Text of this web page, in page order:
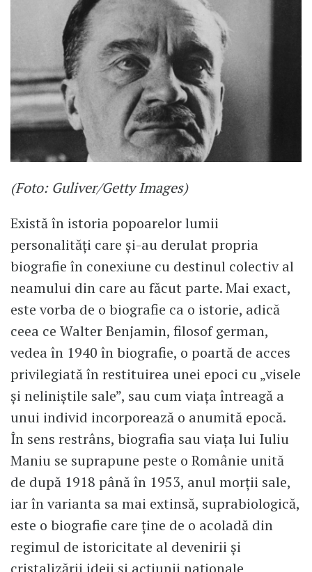
(Foto: Guliver/Getty Images)
Există în istoria popoarelor lumii
personalități care și-au derulat propria
biografie în conexiune cu destinul colectiv al
neamului din care au făcut parte. Mai exact,
este vorba de o biografie ca o istorie, adică
ceea ce Walter Benjamin, filosof german,
vedea în 1940 în biografie, o poartă de acces
privilegiată în restituirea unei epoci cu „visele
și neliniștile sale”, sau cum viața întreagă a
unui individ incorporează o anumită epocă.
În sens restrâns, biografia sau viața lui Iuliu
Maniu se suprapune peste o Românie unită
de după 1918 până în 1953, anul morții sale,
iar în varianta sa mai extinsă, suprabiologică,
este o biografie care ține de o acoladă din
regimul de istoricitate al devenirii și